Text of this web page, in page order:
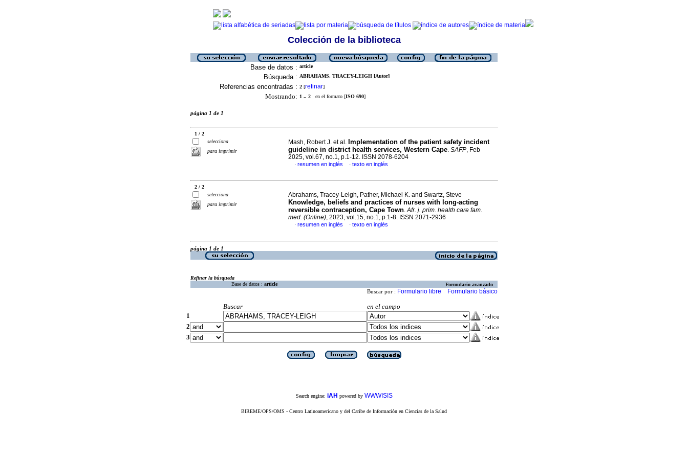
Colección de la biblioteca
Base de datos : article
Búsqueda : ABRAHAMS, TRACEY-LEIGH [Autor]
Referencias encontradas : 2 [refinar]
Mostrando: 1 .. 2 en el formato [ISO 690]
página 1 de 1
1 / 2
selecciona
para imprimir
Mash, Robert J. et al. Implementation of the patient safety incident
guideline in district health services, Western Cape. SAFP, Feb
2025, vol.67, no.1, p.1-12. ISSN 2078-6204
· resumen en inglés · texto en inglés
2 / 2
selecciona
para imprimir
Abrahams, Tracey-Leigh, Pather, Michael K. and Swartz, Steve
Knowledge, beliefs and practices of nurses with long-acting
reversible contraception, Cape Town.Afr. j. prim. health care fam.
med. (Online), 2023, vol.15, no.1, p.1-8. ISSN 2071-2936
· resumen en inglés · texto en inglés
página 1 de 1
Refinar la búsqueda
Base de datos : article Formulario avanzado
Buscar por : Formulario libre Formulario básico
Buscar
en el campo
1
2
3
Search engine: iAH powered by WWWISIS
BIREME/OPS/OMS - Centro Latinoamericano y del Caribe de Información en Ciencias de la Salud